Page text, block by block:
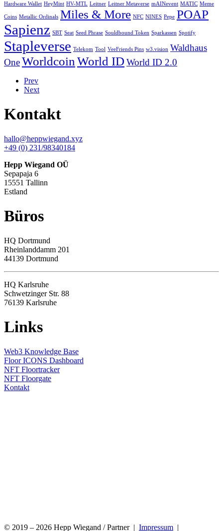
Hardware Wallet HeyMint HV-MTL Leitner Leitner Metaverse mAINevent MATIC Meme
Coins Metallic Ordinals Miles & More NFC NINES Pepe POAP
Sapienz SBT Seat Seed Phrase Souldbound Token Sparkassen Spotify
Stapleverse Telekom Tool VeeFriends Pins w3.vision Waldhaus
OneWorldcoin World ID World ID 2.0
Prev
Next
Kontakt
hallo@heppwiegand.xyz
+49 (0) 231/98340184
Hepp Wiegand OÜ
Sepapaja 6
15551 Tallinn
Estland
Büros
HQ Dortmund
Rheinlanddamm 201
44139 Dortmund
HQ Karlsruhe
Schwetzinger Str. 88
76139 Karlsruhe
Links
Web3 Knowledge Base
Floor ICONS Dashboard
NFT Floortracker
NFT Floorgate
Kontakt
© 2019 – 2026 Hepp Wiegand / Partner | Impressum |